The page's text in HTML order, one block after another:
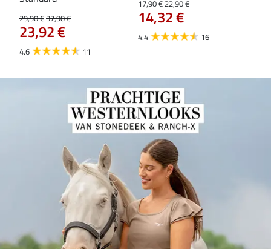
29,90 €37,90 €
23,92 €
4.6 11
17,90 €22,90 €
14,32 €
4.4 16